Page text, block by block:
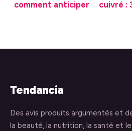
comment anticiper
cuivré :
Tendancia
Des avis produits argumentés et
la beauté, la nutrition, la santé et